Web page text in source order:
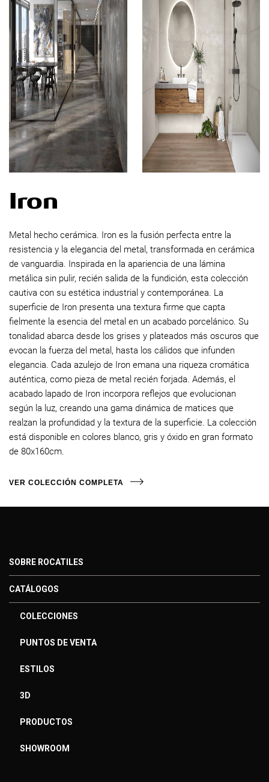
Iron
Metal hecho cerámica. Iron es la fusión perfecta entre la
resistencia y la elegancia del metal, transformada en cerámica
de vanguardia. Inspirada en la apariencia de una lámina
metálica sin pulir, recién salida de la fundición, esta colección
cautiva con su estética industrial y contemporánea. La
superficie de Iron presenta una textura firme que capta
fielmente la esencia del metal en un acabado porcelánico. Su
tonalidad abarca desde los grises y plateados más oscuros que
evocan la fuerza del metal, hasta los cálidos que infunden
elegancia. Cada azulejo de Iron emana una riqueza cromática
auténtica, como pieza de metal recién forjada. Además, el
acabado lapado de Iron incorpora reflejos que evolucionan
según la luz, creando una gama dinámica de matices que
realzan la profundidad y la textura de la superficie. La colección
está disponible en colores blanco, gris y óxido en gran formato
de 80x160cm.
VER COLECCIÓN COMPLETA
SOBRE ROCATILES
CATÁLOGOS
COLECCIONES
PUNTOS DE VENTA
ESTILOS
3D
PRODUCTOS
SHOWROOM